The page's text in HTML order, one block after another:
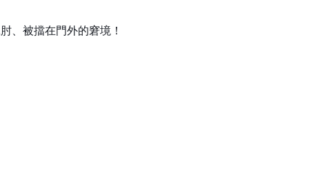
、被擋在門外的窘境！